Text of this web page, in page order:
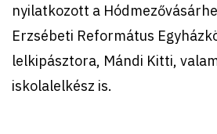
nyilatkozott a
Erzsébeti Református
lelkipásztora, Mándi Kitti,
iskolalelkész is.